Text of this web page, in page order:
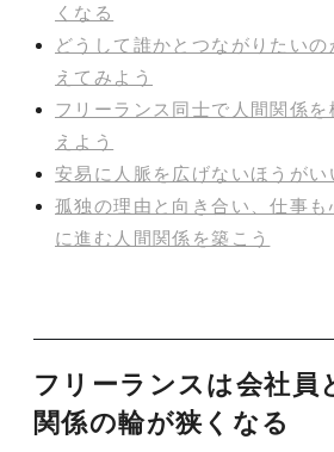
くなる
どうして誰かとつながりたい
えてみよう
フリーランス同士で人間関係を
えよう
安易に人脈を広げないほうがい
孤独の理由と向き合い、仕事も
に進む人間関係を築こう
フリーランスは会社員
関係の輪が狭くなる